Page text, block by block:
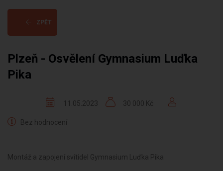
ZPĚT
Plzeň - Osvělení Gymnasium Luďka
Pika
11.05.2023 30 000 Kč
Bez hodnocení
Montáž a zapojení svítidel Gymnasium Luďka Pika